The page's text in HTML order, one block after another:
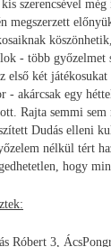
szerencsével
megszerzett
- több győzelmet
első két
- akárcsak egy
Rajta semmi
Dudás elleni
nélkül tért
hogy
Róbert 3,